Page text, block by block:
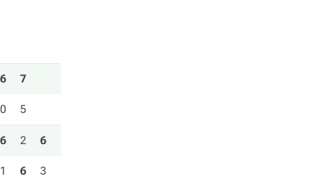
6 7
0 5
6 2 6
1 6 3